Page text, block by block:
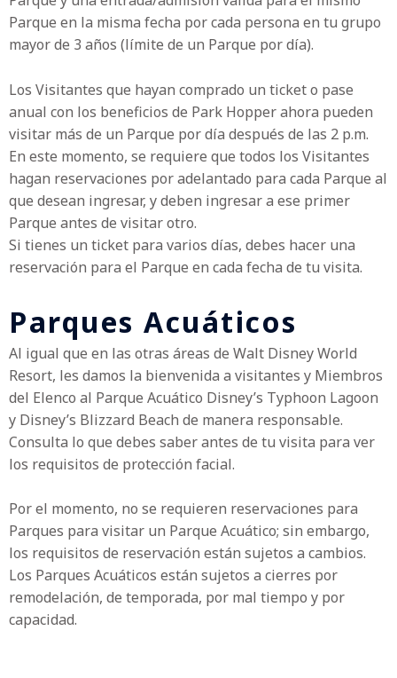
Parque en la misma fecha por cada persona en tu grupo
mayor de 3 años (límite de un Parque por día).
Los Visitantes que hayan comprado un ticket o pase
anual con los beneficios de Park Hopper ahora pueden
visitar más de un Parque por día después de las 2 p.m.
En este momento, se requiere que todos los Visitantes
hagan reservaciones por adelantado para cada Parque al
que desean ingresar, ydeben ingresar a ese primer
Parque antes de visitar otro.
Si tienes un ticket para varios días, debes hacer una
reservación para el Parque en cada fecha de tu visita.
Parques Acuáticos
Al igual que en las otras áreas de Walt Disney World
Resort, les damos la bienvenida a visitantes y Miembros
del Elenco al Parque Acuático Disney’s Typhoon Lagoon
y Disney’s Blizzard Beach de manera responsable.
Consulta lo que debes saber antes de tu visita para ver
los requisitos de protección facial.
Por el momento, no se requieren reservaciones para
Parques para visitar un Parque Acuático; sin embargo,
los requisitos de reservación están sujetos a cambios.
Los Parques Acuáticos están sujetos a cierres por
remodelación, de temporada, por mal tiempo y por
capacidad.